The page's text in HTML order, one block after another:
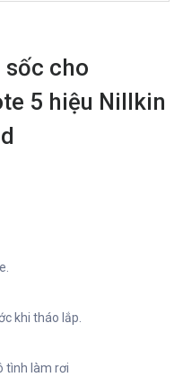
sốc cho
5 hiệu Nillkin
khi tháo lắp.
tình làm rơi